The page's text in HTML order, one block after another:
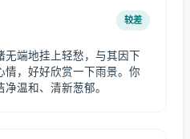
较差
无端地挂上轻愁，与其因下
情，好好欣赏一下雨景。你
温和、清新葱郁。